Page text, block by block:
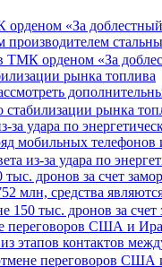
«За
рынка топлива
за удара по
мобильных телефонов
тыс. дронов за счет
млн, средства
переговоров США и
этапов контактов